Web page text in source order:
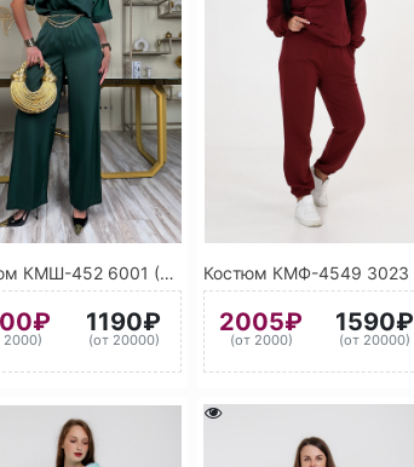
Костюм КМШ-452 6001 (Изумрудно-зелёный)
2000)
1190₽
(от 20000)
2005₽
(от 2000)
1590₽
(от 20000)